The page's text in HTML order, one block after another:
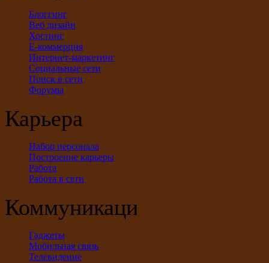
Блоггинг
Веб дизайн
Хостинг
Е-коммерция
Интернет-маркетинг
Социальные сети
Поиск в сети
Форумы
Карьера
Набор персонала
Построение карьеры
Работа
Работа в сети
Коммуникации
Гаджеты
Мобильная связь
Телевидение